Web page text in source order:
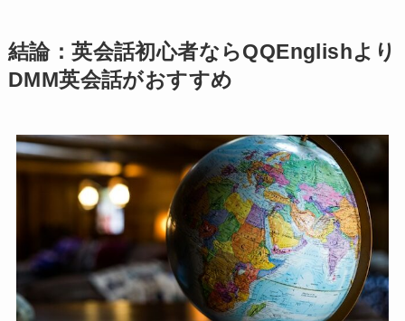
結論：英会話初心者ならQQEnglishより
DMM英会話がおすすめ